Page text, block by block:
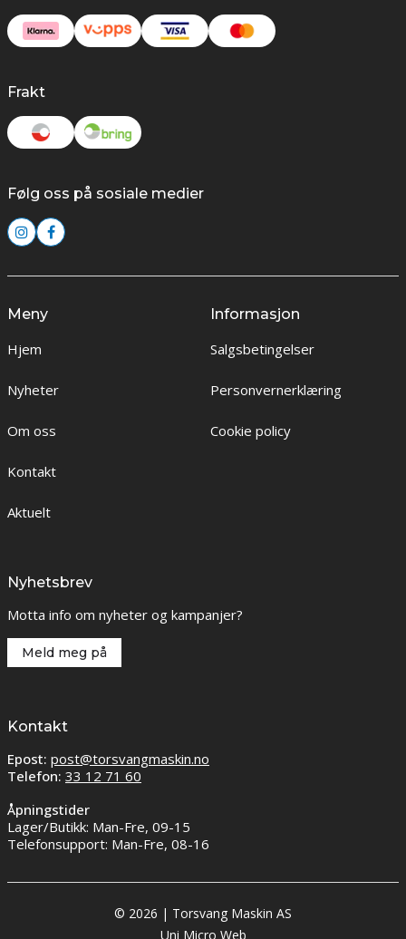
Frakt
Følg oss på sosiale medier
Meny
Hjem
Nyheter
Om oss
Kontakt
Aktuelt
Informasjon
Salgsbetingelser
Personvernerklæring
Cookie policy
Nyhetsbrev
Motta info om nyheter og kampanjer?
Meld meg på
Kontakt
Epost: post@torsvangmaskin.no
Telefon: 33 12 71 60
Åpningstider
Lager/Butikk: Man-Fre, 09-15
Telefonsupport: Man-Fre, 08-16
© 2026 | Torsvang Maskin AS
Uni Micro Web